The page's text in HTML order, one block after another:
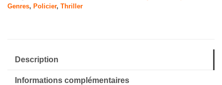
et
Dix
Anneaux
Genres, Policier, Thriller
Description
Informations complémentaires